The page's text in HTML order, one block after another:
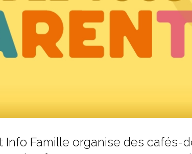
Info Famille organise des cafés-